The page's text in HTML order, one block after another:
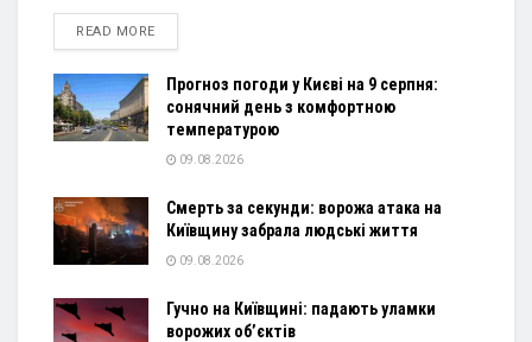
READ MOREDETAILS
Прогноз погоди у Києві на 9 серпня:
сонячний день з комфортною
температурою
09.08.2026
Смерть за секунди: ворожа атака на
Київщину забрала людські життя
09.08.2026
Гучно на Київщині: падають уламки
ворожих об’єктів